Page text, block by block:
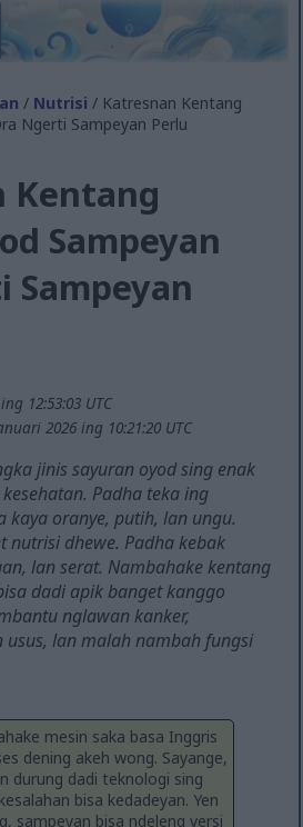
/ Nutrisi / Katresnan Kentang
Ngerti Sampeyan Perlu
Kentang
Sampeyan
Sampeyan
12:53:03 UTC
2026 ing 10:21:20 UTC
jinis sayuran oyod sing enak
Padha teka ing
kaya oranye, putih, lan ungu.
nutrisi dhewe. Padha kebak
lan serat. Nambahake kentang
dadi apik banget kanggo
nglawan kanker,
usus, lan malah nambah fungsi
mesin saka basa Inggris
dening akeh wong. Sayange,
durung dadi teknologi sing
bisa kedadeyan. Yen
sampeyan bisa ndeleng versi